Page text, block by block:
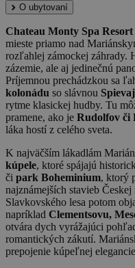
O ubytovaní
Chateau Monty Spa
mieste priamo nad
rozľahlej zámockej záhrady.
zázemie, ale aj jedinečnú
Príjemnou prechádzkou sa
kolonádu so slávnou
rytme klasickej hudby. Tu
pramene, ako je Rudolfov či
láka hostí z celého sveta.
K najväčším lákadlám
kúpele, ktoré spájajú
či park Boheminium, ktorý
najznámejších stavieb
Slavkovského lesa potom
napríklad Clementsovu,
otvára dych vyrážajúci
romantických zákutí.
prepojenie kúpeľnej